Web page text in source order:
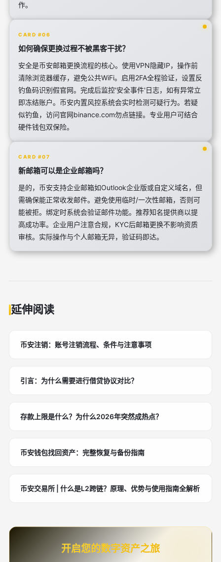
作。
CARD #06
如何确保更换过程不被黑客干扰？
安全是币安邮箱更换流程的核心。使用VPN隐藏IP，操作前
清除浏览器缓存，避免公共WiFi。启用2FA全程验证，设置反
钓鱼码识别假官网。完成后监控'安全事件'日志，如有异常立
即冻结账户。币安内置风控系统会实时检测可疑行为。若疑
似钓鱼，访问官网binance.com勿点链接。专业用户可结合
硬件钱包双保险。
CARD #07
新邮箱可以是企业邮箱吗？
是的，币安支持企业邮箱如Outlook企业版或自定义域名，但
需确保能正常收发邮件。避免使用临时/一次性邮箱，否则可
能被拒。绑定时系统会验证邮件功能。推荐知名提供商以提
高成功率。企业用户注意合规，KYC后邮箱更换不影响资质
审核。实际操作与个人邮箱无异，验证码即达。
延伸阅读
币安注销：账号注销流程、条件与注意事项
引言：为什么需要进行借贷协议对比？
存款上限是什么？为什么2026年突然成热点？
币安钱包找回资产：完整恢复与备份指南
币安交易所 | 什么是L2跨链？原理、优势与使用指南全解析
开启您的数字资产之旅